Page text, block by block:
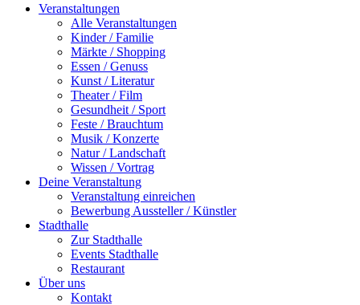
Veranstaltungen
Alle Veranstaltungen
Kinder / Familie
Märkte / Shopping
Essen / Genuss
Kunst / Literatur
Theater / Film
Gesundheit / Sport
Feste / Brauchtum
Musik / Konzerte
Natur / Landschaft
Wissen / Vortrag
Deine Veranstaltung
Veranstaltung einreichen
Bewerbung Aussteller / Künstler
Stadthalle
Zur Stadthalle
Events Stadthalle
Restaurant
Über uns
Kontakt